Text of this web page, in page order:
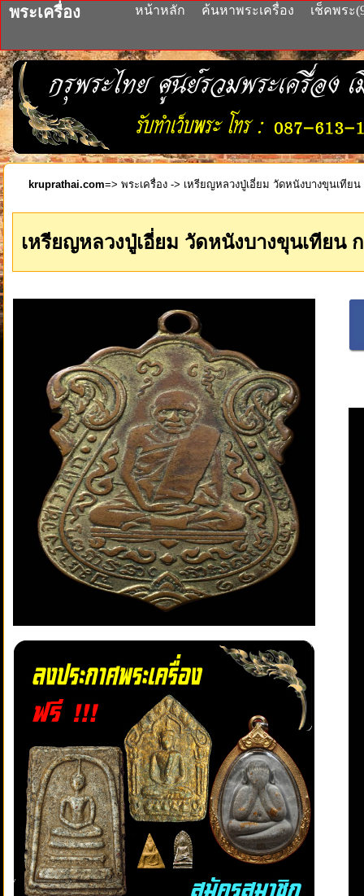
พระเครื่อง หน้าหลัก ค้นหาพระเครื่อง เช็คพระ
kruprathai.com=> พระเครื่อง -> เหรียญหลวงปู่เอี่ยม วัดหนังบางขุนเทีย
เหรียญหลวงปู่เอี่ยม วัดหนังบางขุนเทีย